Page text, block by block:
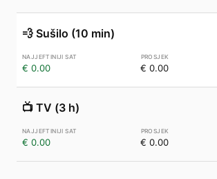
💨 Sušilo (10 min)
€ 0.00 € 0.00
📺 TV (3 h)
€ 0.00 € 0.00